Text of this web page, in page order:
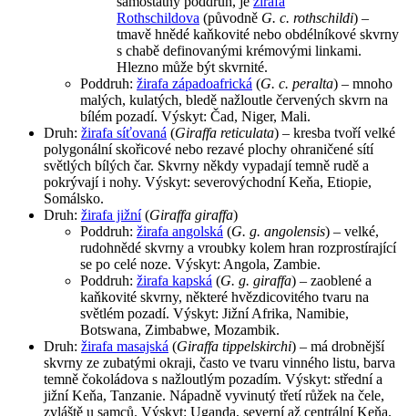
Rothschildova (původně G. c. rothschildi) –
tmavě hnědé kaňkovité nebo obdélníkové skvrny
s chabě definovanými krémovými linkami.
Hlezno může být skvrnité.
Poddruh: žirafa západoafrická (G. c. peralta) – mnoho
malých, kulatých, bledě nažloutle červených skvrn na
bílém pozadí. Výskyt: Čad, Niger, Mali.
Druh: žirafa síťovaná (Giraffa reticulata) – kresba tvoří velké
polygonální skořicové nebo rezavé plochy ohraničené sítí
světlých bílých čar. Skvrny někdy vypadají temně rudě a
pokrývají i nohy. Výskyt: severovýchodní Keňa, Etiopie,
Somálsko.
Druh: žirafa jižní (Giraffa giraffa)
Poddruh: žirafa angolská (G. g. angolensis) – velké,
rudohnědé skvrny a vroubky kolem hran rozprostírající
se po celé noze. Výskyt: Angola, Zambie.
Poddruh: žirafa kapská (G. g. giraffa) – zaoblené a
kaňkovité skvrny, některé hvězdicovitého tvaru na
světlém pozadí. Výskyt: Jižní Afrika, Namibie,
Botswana, Zimbabwe, Mozambik.
Druh: žirafa masajská (Giraffa tippelskirchi) – má drobnější
skvrny ze zubatými okraji, často ve tvaru vinného listu, barva
temně čokoládova s nažloutlým pozadím. Výskyt: střední a
jižní Keňa, Tanzanie. Nápadně vyvinutý třetí růžek na čele,
zvláště u samců. Výskyt: Uganda, severní až centrální Keňa.